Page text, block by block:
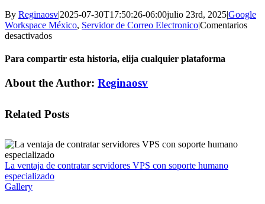
By Reginaosv|2025-07-30T17:50:26-06:00julio 23rd, 2025|Google
Workspace México, Servidor de Correo Electronico|Comentarios
desactivadosen
servidor
correo
empresarial
para
mi
en
México?
Para compartir esta historia, elija cualquier plataforma
Facebook
X
Reddit
LinkedIn
Tumblr
Pinterest
Vk
Email
About the Author: Reginaosv
Related Posts
La ventaja de contratar servidores VPS con soporte humano
especializado
Gallery